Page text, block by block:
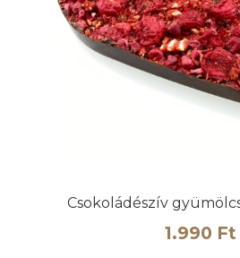
Csokoládészív
1.990 Ft